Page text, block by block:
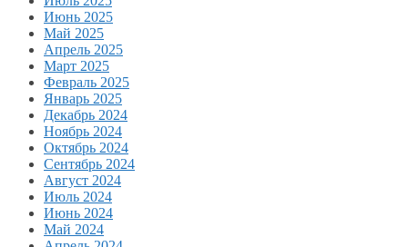
Июнь 2025
Май 2025
Апрель 2025
Март 2025
Февраль 2025
Январь 2025
Декабрь 2024
Ноябрь 2024
Октябрь 2024
Сентябрь 2024
Август 2024
Июль 2024
Июнь 2024
Май 2024